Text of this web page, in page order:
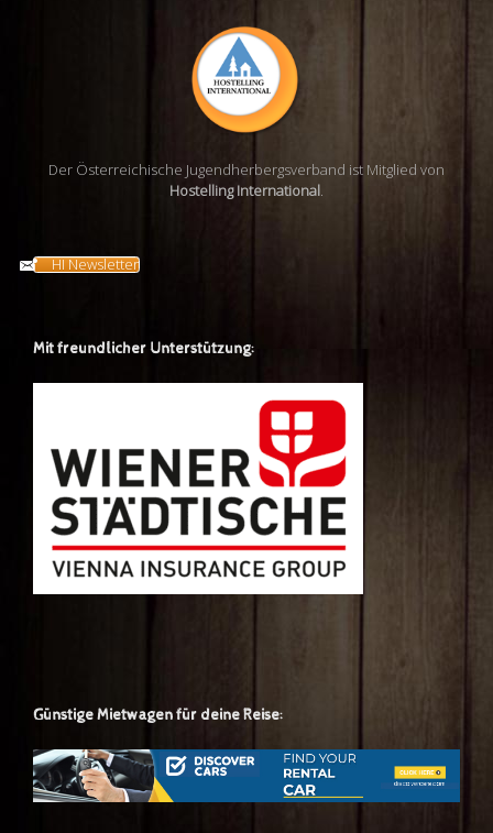
Der Österreichische Jugendherbergsverband ist Mitglied von
Hostelling International.
HI Newsletter
Mit freundlicher Unterstützung:
Günstige Mietwagen für deine Reise: